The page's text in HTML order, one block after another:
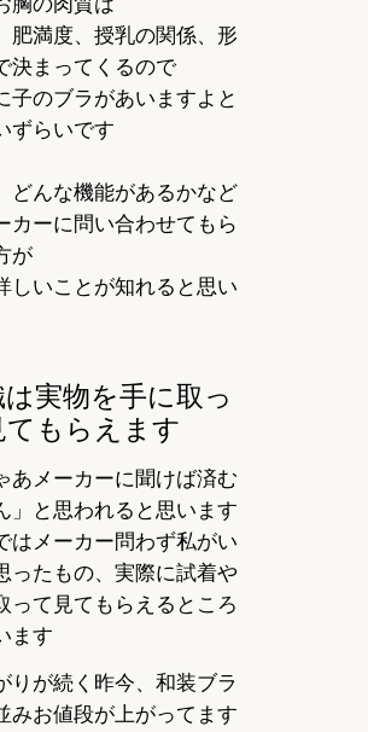
肥満度、授乳の関係、形
決まってくるので
子のブラがあいますよと
ずらいです
どんな機能があるかなど
カーに問い合わせてもら
が
しいことが知れると思い
実物を手に取っ
てもらえます
あメーカーに聞けば済む
」と思われると思います
はメーカー問わず私がい
ったもの、実際に試着や
って見てもらえるところ
ます
りが続く昨今、和装ブラ
みお値段が上がってます